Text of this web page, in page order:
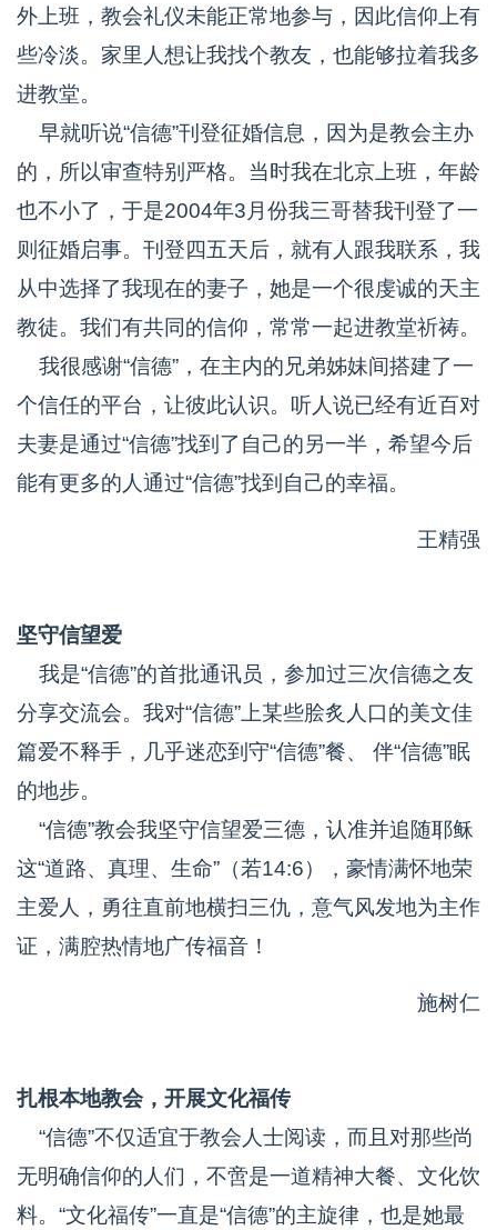
外上班，教会礼仪未能正常地参与，因此信仰上有
些冷淡。家里人想让我找个教友，也能够拉着我多
进教堂。
早就听说“信德”刊登征婚信息，因为是教会主办
的，所以审查特别严格。当时我在北京上班，年龄
也不小了，于是2004年3月份我三哥替我刊登了一
则征婚启事。刊登四五天后，就有人跟我联系，我
从中选择了我现在的妻子，她是一个很虔诚的天主
教徒。我们有共同的信仰，常常一起进教堂祈祷。
我很感谢“信德”，在主内的兄弟姊妹间搭建了一
个信任的平台，让彼此认识。听人说已经有近百对
夫妻是通过“信德”找到了自己的另一半，希望今后
能有更多的人通过“信德”找到自己的幸福。
王精强
坚守信望爱
我是“信德”的首批通讯员，参加过三次信德之友
分享交流会。我对“信德”上某些脍炙人口的美文佳
篇爱不释手，几乎迷恋到守“信德”餐、 伴“信德”眠
的地步。
“信德”教会我坚守信望爱三德，认准并追随耶稣
这“道路、真理、生命”（若14:6），豪情满怀地荣
主爱人，勇往直前地横扫三仇，意气风发地为主作
证，满腔热情地广传福音！
施树仁
扎根本地教会，开展文化福传
“信德”不仅适宜于教会人士阅读，而且对那些尚
无明确信仰的人们，不啻是一道精神大餐、文化饮
料。“文化福传”一直是“信德”的主旋律，也是她最